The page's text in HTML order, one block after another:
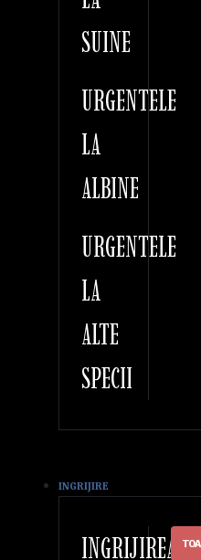
SUINE
URGENTELE
LA
ALBINE
URGENTELE
LA
ALTE
SPECII
INGRIJIRE
INGRIJIREA